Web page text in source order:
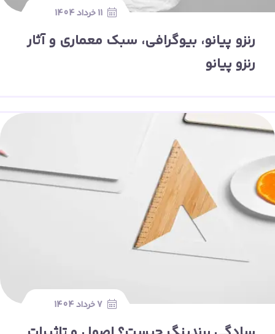
11 خرداد 1404
رنزو پیانو، بیوگرافی، سبک معماری و آثار
رنزو پیانو
7 خرداد 1404